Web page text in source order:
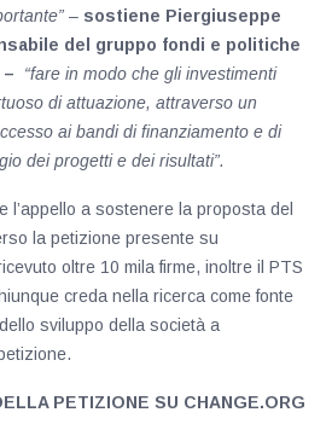
– sostiene Piergiuseppe
del gruppo fondi e politiche
“fare in modo che gli investimenti
di attuazione, attraverso un
ai bandi di finanziamento e di
dei progetti e dei risultati”.
l’appello a sostenere la proposta del
la petizione presente su
oltre 10 mila firme, inoltre il PTS
creda nella ricerca come fonte
sviluppo della società a
PETIZIONE SU CHANGE.ORG